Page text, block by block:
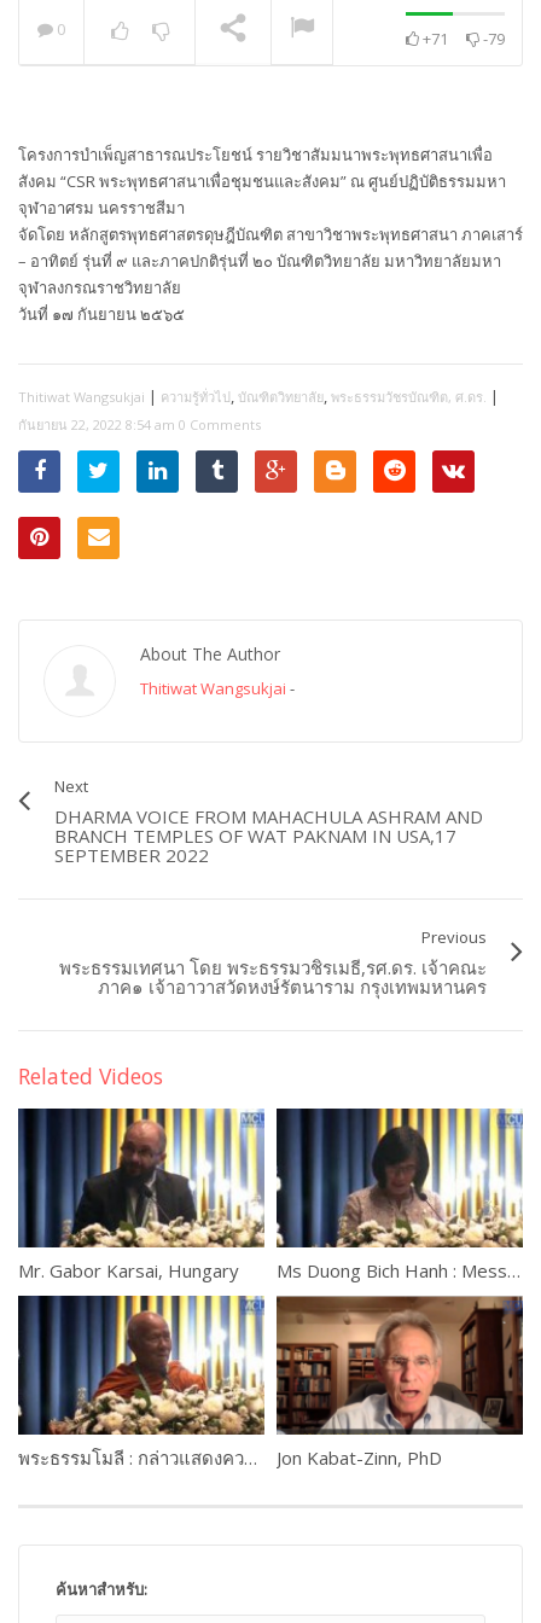
0 +71 -79
โครงการบำเพ็ญสาธารณประโยชน์ รายวิชาสัมมนาพระพุทธศาสนาเพื่อ
สังคม “CSR พระพุทธศาสนาเพื่อชุมชนและสังคม” ณ ศูนย์ปฏิบัติธรรมมหา
จุฬาอาศรม นครราชสีมา
จัดโดย หลักสูตรพุทธศาสตรดุษฎีบัณฑิต สาขาวิชาพระพุทธศาสนา ภาคเสาร์
– อาทิตย์ รุ่นที่ ๙ และภาคปกติรุ่นที่ ๒๐ บัณฑิตวิทยาลัย มหาวิทยาลัยมหา
จุฬาลงกรณราชวิทยาลัย
วันที่ ๑๗ กันยายน ๒๕๖๕
Thitiwat Wangsukjai | ความรู้ทั่วไป, บัณฑิตวิทยาลัย, พระธรรมวัชรบัณฑิต, ศ.ดร. |
กันยายน 22, 2022 8:54 am 0 Comments
About The Author
Thitiwat Wangsukjai -
Next
DHARMA VOICE FROM MAHACHULA ASHRAM AND
BRANCH TEMPLES OF WAT PAKNAM IN USA,17
SEPTEMBER 2022
Previous
พระธรรมเทศนา โดย พระธรรมวชิรเมธี,รศ.ดร. เจ้าคณะ
ภาค๑ เจ้าอาวาสวัดหงษ์รัตนาราม กรุงเทพมหานคร
Related Videos
Mr. Gabor Karsai, Hungary Ms Duong Bich Hanh : Message from H.E. Audrey Azoulay, Director-General of UNESCO
พระธรรมโมลี : กล่าวแสดงความยินดี Jon Kabat-Zinn, PhD
ค้นหาสำหรับ: